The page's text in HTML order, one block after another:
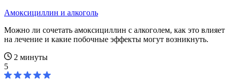
Амоксициллин и алкоголь
Можно ли сочетать амоксициллин с алкоголем, как это влияет
на лечение и какие побочные эффекты могут возникнуть.
2 минуты
5